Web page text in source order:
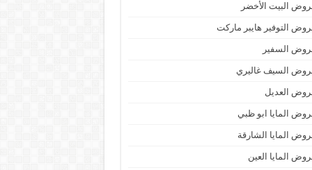
البيت الأخضر
التوفير هايبر ماركت
السفير
السيف غاليري
العديل
المايا ابو ظبي
المايا الشارقة
المايا العين